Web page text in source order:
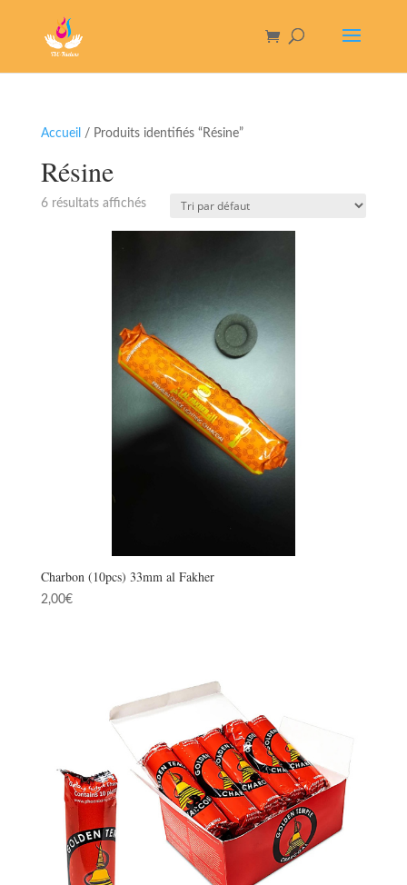
Accueil / Produits identifiés “Résine”
Résine
6 résultats affichés
Charbon (10pcs) 33mm al Fakher
2,00€